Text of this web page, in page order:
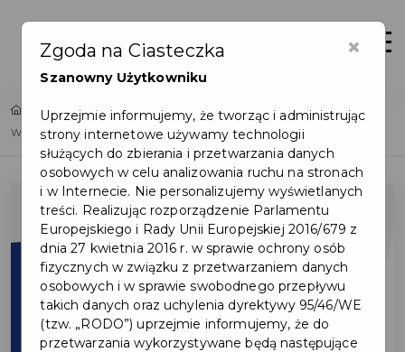
Zaloguj
Home
Lista aktualności
Wielki Finał Loterii Narodowego Spisu Powszechnego
×
Zgoda na Ciasteczka
Szanowny Użytkowniku
Uprzejmie informujemy, że tworząc i administrując
strony internetowe używamy technologii
służących do zbierania i przetwarzania danych
osobowych w celu analizowania ruchu na stronach
i w Internecie. Nie personalizujemy wyświetlanych
treści. Realizując rozporządzenie Parlamentu
Europejskiego i Rady Unii Europejskiej 2016/679 z
dnia 27 kwietnia 2016 r. w sprawie ochrony osób
fizycznych w związku z przetwarzaniem danych
osobowych i w sprawie swobodnego przepływu
takich danych oraz uchylenia dyrektywy 95/46/WE
(tzw. „RODO”) uprzejmie informujemy, że do
przetwarzania wykorzystywane będą następujące